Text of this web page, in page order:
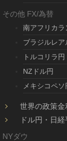
その他 FX/為替
南アフリカラ
ブラジルレア
トルコリラ円
NZドル円
メキシコペソ
世界の政策金
ドル円・日
NYダウ